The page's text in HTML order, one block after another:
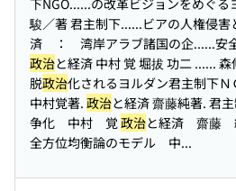
下NGO......の改革ビジョンをめぐる
駿／著 君主制下......ビアの人権侵害
済 ： 湾岸アラブ諸国の企......安
政治と経済 中村 覚 堀拔 功二 ......
脱政治化されるヨルダン君主制下Ｎ
中村覚著. 政治と経済 齋藤純著. 君
争化 中村 覚政治と経済 齋藤
全方位均衡論のモデル 中...